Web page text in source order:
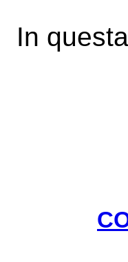
In